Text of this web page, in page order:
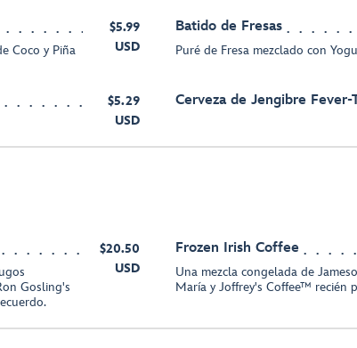
Coco y Piña
$5.99
USD
Batido de Fresas
Puré de Fresa mezclado con
$5.29
USD
Cerveza de Jengibre Fever-
Gosling's
$20.50
USD
Frozen Irish Coffee
Una mezcla congelada de
María y Joffrey's Coffee™ recién